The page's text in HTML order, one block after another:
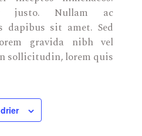
justo. Nullam ac
dapibus sit amet. Sed
gravida nibh vel
sollicitudin, lorem quis